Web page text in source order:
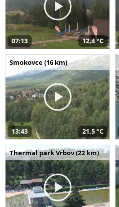
07:13 12,4 °C
Smokovce (16 km)
13:43 21,5 °C
Thermal park Vrbov (22 km)